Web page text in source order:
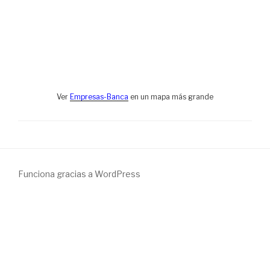
Ver Empresas-Banca en un mapa más grande
Funciona gracias a WordPress